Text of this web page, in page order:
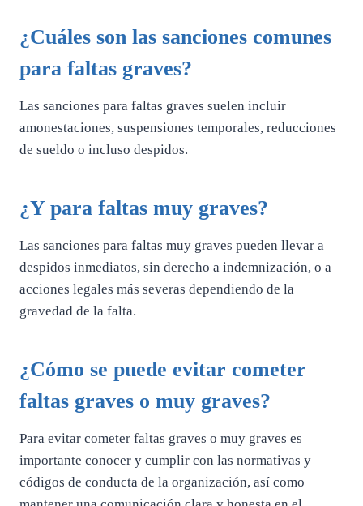
¿Cuáles son las sanciones comunes
para faltas graves?
Las sanciones para faltas graves suelen incluir
amonestaciones, suspensiones temporales, reducciones
de sueldo o incluso despidos.
¿Y para faltas muy graves?
Las sanciones para faltas muy graves pueden llevar a
despidos inmediatos, sin derecho a indemnización, o a
acciones legales más severas dependiendo de la
gravedad de la falta.
¿Cómo se puede evitar cometer
faltas graves o muy graves?
Para evitar cometer faltas graves o muy graves es
importante conocer y cumplir con las normativas y
códigos de conducta de la organización, así como